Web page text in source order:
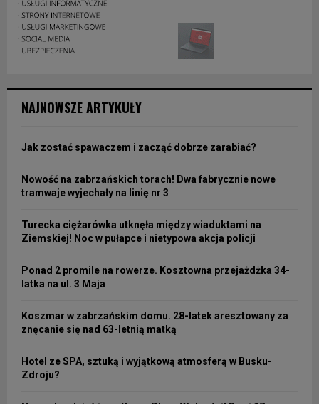
NAJNOWSZE ARTYKUŁY
Jak zostać spawaczem i zacząć dobrze zarabiać?
Nowość na zabrzańskich torach! Dwa fabrycznie nowe
tramwaje wyjechały na linię nr 3
Turecka ciężarówka utknęła między wiaduktami na
Ziemskiej! Noc w pułapce i nietypowa akcja policji
Ponad 2 promile na rowerze. Kosztowna przejażdżka 34-
latka na ul. 3 Maja
Koszmar w zabrzańskim domu. 28-latek aresztowany za
znęcanie się nad 63-letnią matką
Hotel ze SPA, sztuką i wyjątkową atmosferą w Busku-
Zdroju?